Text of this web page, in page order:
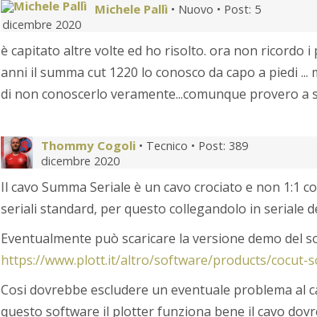
Michele Pallì • Nuovo • Post: 5
dicembre 2020
è capitato altre volte ed ho risolto. ora non ricordo i
anni il summa cut 1220 lo conosco da capo a piedi
di non conoscerlo veramente...comunque provero a
Thommy Cogoli • Tecnico • Post: 389
dicembre 2020
Il cavo Summa Seriale è un cavo crociato e non 1:1
seriali standard, per questo collegandolo in seriale
Eventualmente può scaricare la versione demo del
https://www.plott.it/altro/software/products/
Cosi dovrebbe escludere un eventuale problema al
questo software il plotter funziona bene il cavo